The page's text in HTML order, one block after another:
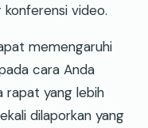
video.
memengaruhi
cara Anda
rapat yang lebih
dilaporkan yang